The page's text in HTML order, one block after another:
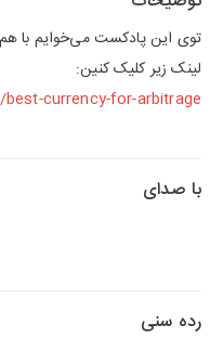
توی این پادکست می‌خوایم با هم
لینک زیر کلیک کنین:
currency-for-arbitrage/
با صدای
رده سنی